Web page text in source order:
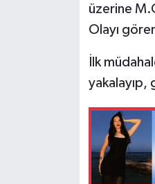
üzerine
Olayı
İlk
yakalayıp,